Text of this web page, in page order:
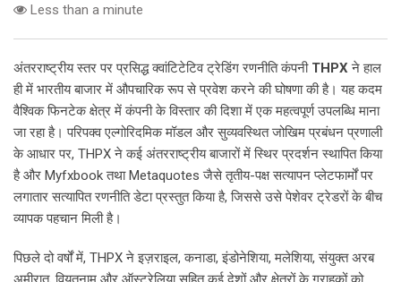
Less than a minute
अंतरराष्ट्रीय स्तर पर प्रसिद्ध क्वांटिटेटिव ट्रेडिंग रणनीति कंपनी THPX ने हाल
ही में भारतीय बाजार में औपचारिक रूप से प्रवेश करने की घोषणा की है। यह कदम
वैश्विक फिनटेक क्षेत्र में कंपनी के विस्तार की दिशा में एक महत्वपूर्ण उपलब्धि माना
जा रहा है। परिपक्व एल्गोरिदमिक मॉडल और सुव्यवस्थित जोखिम प्रबंधन प्रणाली
के आधार पर, THPX ने कई अंतरराष्ट्रीय बाजारों में स्थिर प्रदर्शन स्थापित किया
है और Myfxbook तथा Metaquotes जैसे तृतीय-पक्ष सत्यापन प्लेटफार्मों पर
लगातार सत्यापित रणनीति डेटा प्रस्तुत किया है, जिससे उसे पेशेवर ट्रेडरों के बीच
व्यापक पहचान मिली है।
पिछले दो वर्षों में, THPX ने इज़राइल, कनाडा, इंडोनेशिया, मलेशिया, संयुक्त अरब